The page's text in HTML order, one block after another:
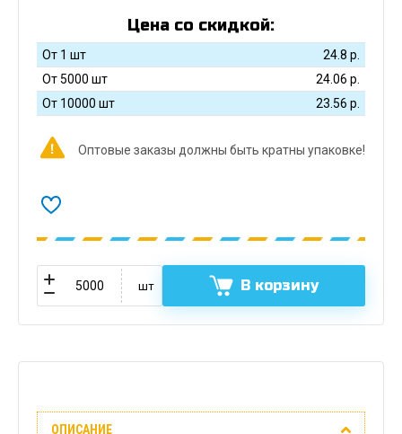
Цена со скидкой:
От 1 шт 24.8 р.
От 5000 шт
24.06 р.
От 10000 шт
23.56 р.
Оптовые заказы должны быть кратны упаковке!
шт В корзину
ОПИСАНИЕ